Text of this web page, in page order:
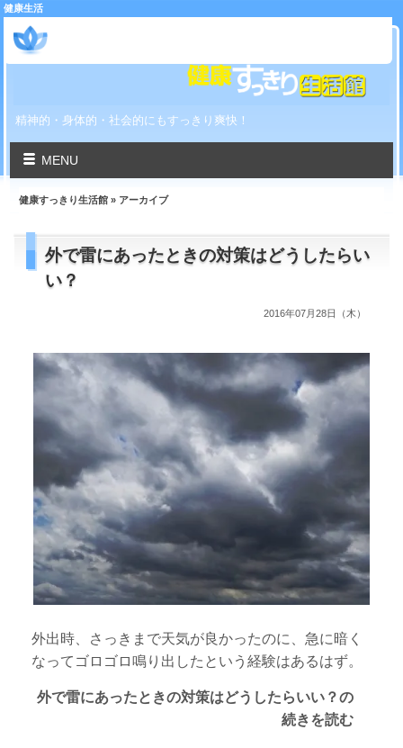
健康生活
精神的・身体的・社会的にもすっきり爽快！
MENU
健康すっきり生活館 » アーカイブ
外で雷にあったときの対策はどうしたらい
い？
2016年07月28日（木）
外出時、さっきまで天気が良かったのに、急に暗く
なってゴロゴロ鳴り出したという経験はあるはず。
外で雷にあったときの対策はどうしたらいい？の
続きを読む